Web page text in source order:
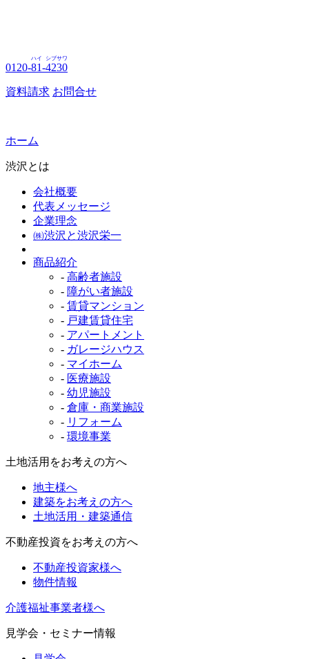
0120-81
ハイ
-4230
シブサワ
資料請求 お問合せ
ホーム
渋沢とは
会社概要
代表メッセージ
企業理念
㈱渋沢と渋沢栄一
商品紹介
- 高齢者施設
- 障がい者施設
- 賃貸マンション
- 戸建賃貸住宅
- アパートメント
- ガレージハウス
- マイホーム
- 医療施設
- 幼児施設
- 倉庫・商業施設
- リフォーム
- 環境事業
土地活用をお考えの方へ
地主様へ
建築をお考えの方へ
土地活用・建築通信
不動産投資をお考えの方へ
不動産投資家様へ
物件情報
介護福祉事業者様へ
見学会・セミナー情報